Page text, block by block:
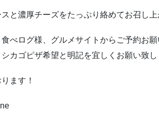
と濃厚チーズをたっぷり絡めてお召し上
べログ様、グルメサイトからご予約お
カゴピザ希望と明記を宜しくお願い致し
ます！